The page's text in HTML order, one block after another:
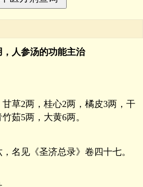
，人参汤的功能主治
甘草2两，桂心2两，橘皮3两，干
茹5两，大黄6两。
名见《圣济总录》卷四十七。